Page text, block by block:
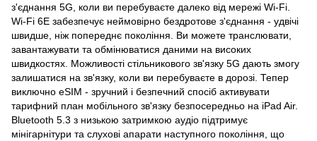
з'єднання 5G, коли ви перебуваєте далеко від мережі Wi-Fi.
Wi-Fi 6E забезпечує неймовірно бездротове з'єднання - удвічі
швидше, ніж попереднє покоління. Ви можете транслювати,
завантажувати та обмінюватися даними на високих
швидкостях. Можливості стільникового зв'язку 5G дають змогу
залишатися на зв'язку, коли ви перебуваєте в дорозі. Тепер
виключно eSIM - зручний і безпечний спосіб активувати
тарифний план мобільного зв'язку безпосередньо на iPad Air.
Bluetooth 5.3 з низькою затримкою аудіо підтримує
мінігарнітури та слухові апарати наступного покоління, що